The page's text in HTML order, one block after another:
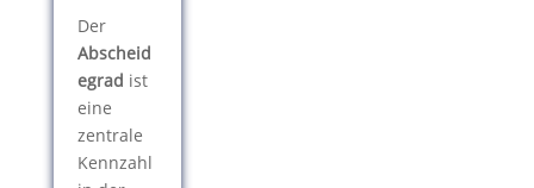
Der
Abscheid
egrad ist
eine
zentrale
Kennzahl